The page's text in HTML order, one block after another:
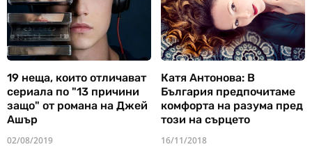
19 неща, които отличават
сериала по "13 причини
защо" от романа на Джей
Ашър
02/08/2019
Катя Антонова: В
България предпочитаме
комфорта на разума пред
този на сърцето
16/11/2018